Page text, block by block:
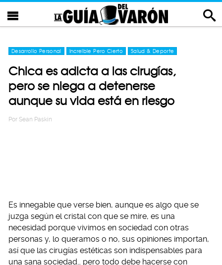
Desarrollo Personal Increíble Pero Cierto Salud & Deporte
Chica es adicta a las cirugías,
pero se niega a detenerse
aunque su vida está en riesgo
Por Sean Paskin
Es innegable que verse bien, aunque es algo que se
juzga según el cristal con que se mire, es una
necesidad porque vivimos en sociedad con otras
personas y, lo queramos o no, sus opiniones importan,
así que las cirugías estéticas son indispensables para
una sana sociedad… pero todo debe hacerse con